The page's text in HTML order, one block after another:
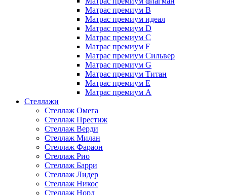
Матрас премиум В
Матрас премиум идеал
Матрас премиум D
Матрас премиум C
Матрас премиум F
Матрас премиум Сильвер
Матрас премиум G
Матрас премиум Титан
Матрас премиум Е
Матрас премиум А
Стеллажи
Стеллаж Омега
Стеллаж Престиж
Стеллаж Верди
Стеллаж Милан
Стеллаж Фараон
Стеллаж Рио
Стеллаж Барри
Стеллаж Лидер
Стеллаж Никос
Стеллаж Норд